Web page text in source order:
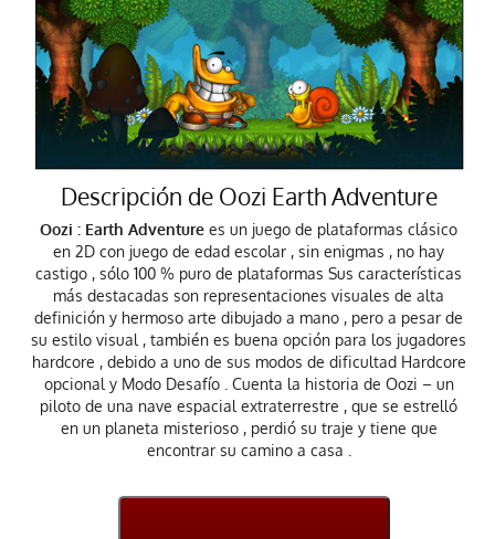
Descripción de Oozi Earth Adventure
Oozi : Earth Adventure es un juego de plataformas clásico
en 2D con juego de edad escolar , sin enigmas , no hay
castigo , sólo 100 % puro de plataformas Sus características
más destacadas son representaciones visuales de alta
definición y hermoso arte dibujado a mano , pero a pesar de
su estilo visual , también es buena opción para los jugadores
hardcore , debido a uno de sus modos de dificultad Hardcore
opcional y Modo Desafío . Cuenta la historia de Oozi – un
piloto de una nave espacial extraterrestre , que se estrelló
en un planeta misterioso , perdió su traje y tiene que
encontrar su camino a casa .